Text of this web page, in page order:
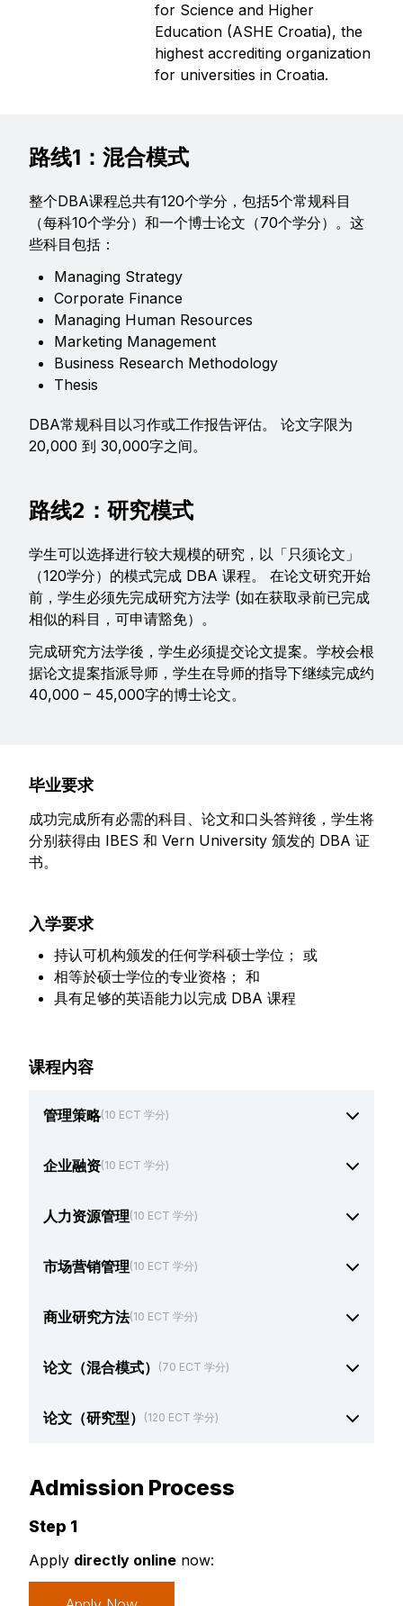
for Science and Higher
Education (ASHE Croatia), the
highest accrediting organization
for universities in Croatia.
路线1：混合模式
整个DBA课程总共有120个学分，包括5个常规科目
（每科10个学分）和一个博士论文（70个学分）。这
些科目包括：
Managing Strategy
Corporate Finance
Managing Human Resources
Marketing Management
Business Research Methodology
Thesis
DBA常规科目以习作或工作报告评估。 论文字限为
20,000 到 30,000字之间。
路线2：研究模式
学生可以选择进行较大规模的研究，以「只须论文」
（120学分）的模式完成 DBA 课程。 在论文研究开始
前，学生必须先完成研究方法学 (如在获取录前已完成
相似的科目，可申请豁免）。
完成研究方法学後，学生必须提交论文提案。学校会根
据论文提案指派导师，学生在导师的指导下继续完成约
40,000 – 45,000字的博士论文。
毕业要求
成功完成所有必需的科目、论文和口头答辩後，学生将
分别获得由 IBES 和 Vern University 颁发的 DBA 证
书。
入学要求
持认可机构颁发的任何学科硕士学位； 或
相等於硕士学位的专业资格； 和
具有足够的英语能力以完成 DBA 课程
课程内容
管理策略(10 ECT 学分)
企业融资(10 ECT 学分)
人力资源管理(10 ECT 学分)
市场营销管理(10 ECT 学分)
商业研究方法(10 ECT 学分)
论文（混合模式） (70 ECT 学分)
论文（研究型） (120 ECT 学分)
Admission Process
Step 1
Apply directly online now: